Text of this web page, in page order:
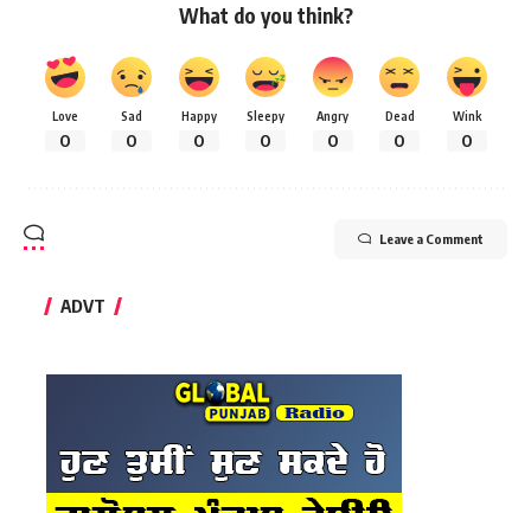
What do you think?
Love
0
Sad
0
Happy
0
Sleepy
0
Angry
0
Dead
0
Wink
0
Leave a Comment
ADVT